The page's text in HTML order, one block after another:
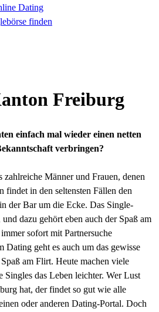
Dating
finden
Freiburg
einfach mal wieder einen netten
verbringen?
Männer und Frauen, denen
findet in den seltensten Fällen den
der Bar um die Ecke. Das Single-
dazu gehört eben auch der Spaß am
sofort mit Partnersuche
Dating geht es auch um das gewisse
am Flirt. Heute machen viele
Singles das Leben leichter. Wer Lust
hat, der findet so gut wie alle
oder anderen Dating-Portal. Doch